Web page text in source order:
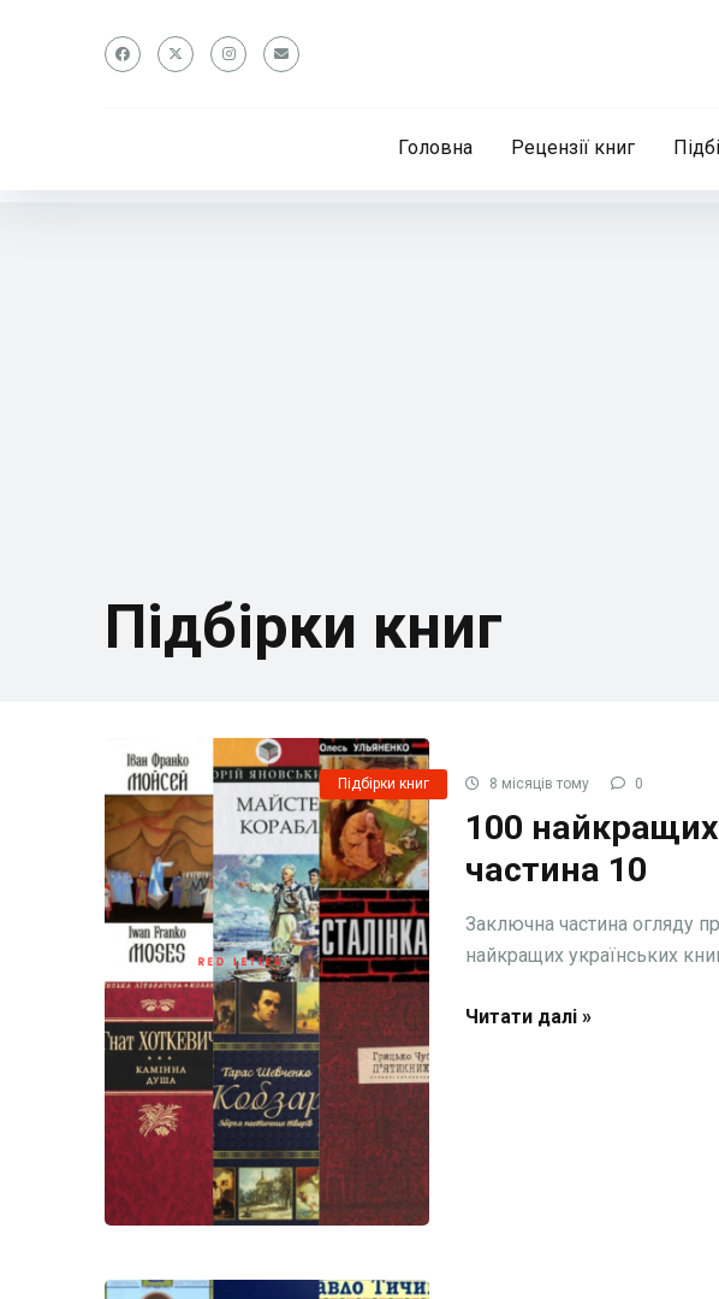
Головна Рецензії книг
Підбірки книг
Підбірки книг 8 місяців тому 0
100 найкращих
частина 10
Заключна частина огляду
найкращих українських
Читати далі »